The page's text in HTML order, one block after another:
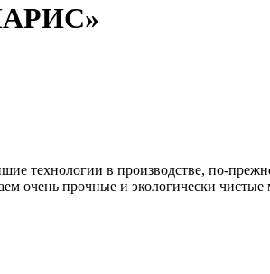
технологии в производстве, по-
очень прочные и экологически чистые